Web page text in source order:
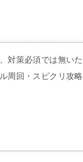
対策必須では無いた
周回・スピクリ攻略